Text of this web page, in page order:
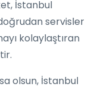
İstanbul
servisler
kolaylaştıran
olsun, İstanbul